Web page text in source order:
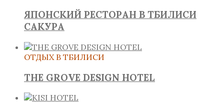
ЯПОНСКИЙ РЕСТОРАН В ТБИЛИСИ
САКУРА
ОТДЫХ В ТБИЛИСИ
THE GROVE DESIGN HOTEL